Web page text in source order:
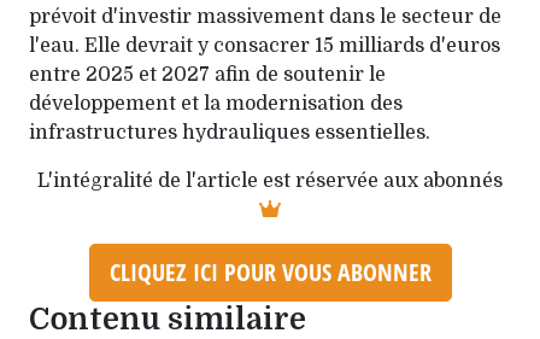
prévoit d'investir massivement dans le secteur de
l'eau. Elle devrait y consacrer 15 milliards d'euros
entre 2025 et 2027 afin de soutenir le
développement et la modernisation des
infrastructures hydrauliques essentielles.
L'intégralité de l'article est réservée aux abonnés
CLIQUEZ ICI POUR VOUS ABONNER
Contenu similaire